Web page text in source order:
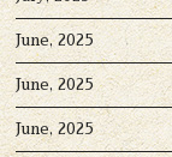
June, 2025
June, 2025
June, 2025